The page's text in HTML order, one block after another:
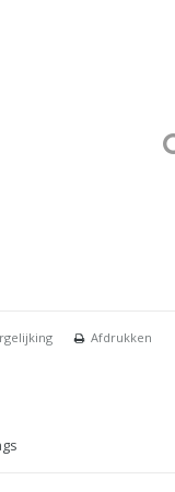
Afdrukken